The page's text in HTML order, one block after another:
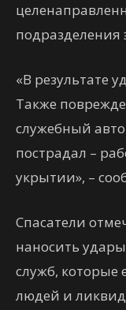
подразделения
«В результате
Также
служебный
пострадал –
укрытии», –
Спасатели
наносить
служб, которые
людей и